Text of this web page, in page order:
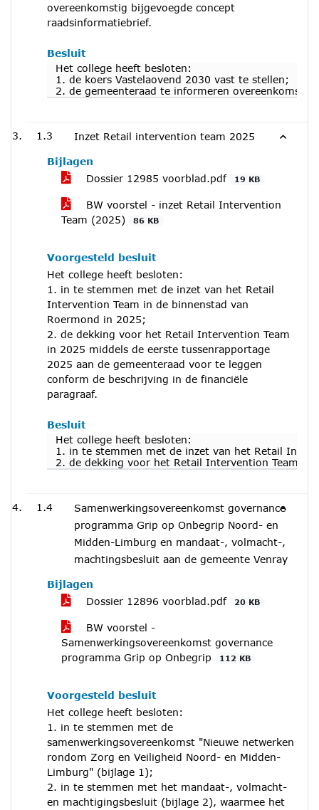
overeenkomstig bijgevoegde concept
raadsinformatiebrief.
Besluit
Het college heeft besloten:
1. de koers Vastelaovend 2030 vast te stellen;
2. de gemeenteraad te informeren
1.3 Inzet Retail intervention team 2025
Bijlagen
Dossier 12985 voorblad.pdf
19 KB
BW voorstel - inzet Retail Intervention
Team (2025)
86 KB
Voorgesteld besluit
Het college heeft besloten:
1. in te stemmen met de inzet van het Retail
Intervention Team in de binnenstad van
Roermond in 2025;
2. de dekking voor het Retail Intervention Team
in 2025 middels de eerste tussenrapportage
2025 aan de gemeenteraad voor te leggen
conform de beschrijving in de financiële
paragraaf.
Besluit
Het college heeft besloten:
1. in te stemmen met de inzet van het Retail
2. de dekking voor het Retail Intervention Team in
1.4
Samenwerkingsovereenkomst governance
programma Grip op Onbegrip Noord- en
Midden-Limburg en mandaat-, volmacht-,
machtingsbesluit aan de gemeente Venray
Bijlagen
Dossier 12896 voorblad.pdf
20 KB
BW voorstel -
Samenwerkingsovereenkomst governance
programma Grip op Onbegrip
112 KB
Voorgesteld besluit
Het college heeft besloten:
1. in te stemmen met de
samenwerkingsovereenkomst "Nieuwe netwerken
rondom Zorg en Veiligheid Noord- en Midden-
Limburg" (bijlage 1);
2. in te stemmen met het mandaat-, volmacht-
en machtigingsbesluit (bijlage 2), waarmee het